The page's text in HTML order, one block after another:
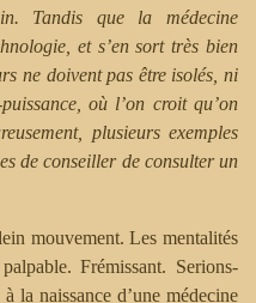
Tandis que la médecine
et s’en sort très bien
ne doivent pas être isolés, ni
où l’on croit qu’on
plusieurs exemples
de conseiller de consulter un
mouvement. Les mentalités
Frémissant. Serions-
la naissance d’une médecine